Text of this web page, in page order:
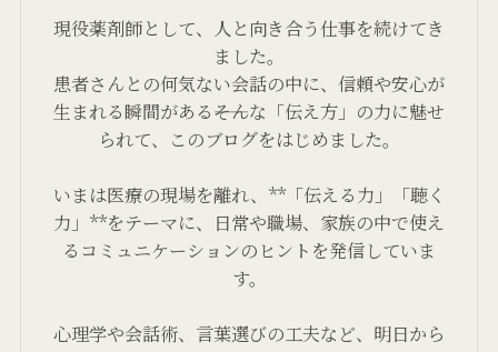
現役薬剤師として、人と向き合う仕事を続けてき
ました。
患者さんとの何気ない会話の中に、信頼や安心が
生まれる瞬間がある――そんな「伝え方」の力に魅せ
られて、このブログをはじめました。
いまは医療の現場を離れ、**「伝える力」「聴く
力」**をテーマに、日常や職場、家族の中で使え
るコミュニケーションのヒントを発信していま
す。
心理学や会話術、言葉選びの工夫など、明日から